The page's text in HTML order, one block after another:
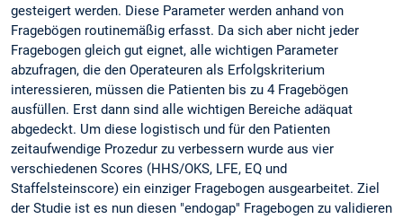
gesteigert werden. Diese Parameter werden anhand von
Fragebögen routinemäßig erfasst. Da sich aber nicht jeder
Fragebogen gleich gut eignet, alle wichtigen Parameter
abzufragen, die den Operateuren als Erfolgskriterium
interessieren, müssen die Patienten bis zu 4 Fragebögen
ausfüllen. Erst dann sind alle wichtigen Bereiche adäquat
abgedeckt. Um diese logistisch und für den Patienten
zeitaufwendige Prozedur zu verbessern wurde aus vier
verschiedenen Scores (HHS/OKS, LFE, EQ und
Staffelsteinscore) ein einziger Fragebogen ausgearbeitet. Ziel
der Studie ist es nun diesen "endogap" Fragebogen zu validieren